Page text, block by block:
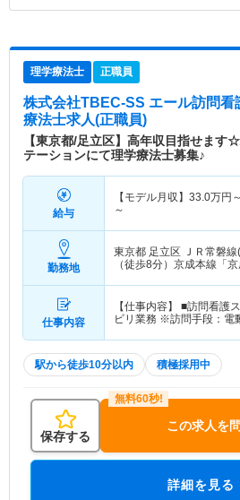
理学療法士 正職員
株式会社TBEC-SS エール訪問看
療法士求人(正職員)
【東京都/足立区】高年収目指せま
テーションにて理学療法士募集♪
給与
【モデル月収】 33.0万円～
～
勤務地
東京都 足立区 ＪＲ常磐
（徒歩8分）京成本線「
仕事内容
【仕事内容】 ■訪問看護
ビリ業務 ※訪問手段：電
駅から徒歩10分以内 積極採用中
保存する
この求人を
詳細を見る